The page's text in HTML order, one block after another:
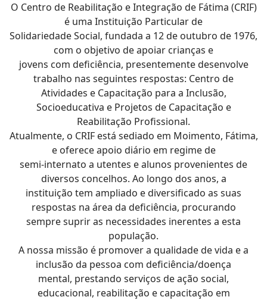
O Centro de Reabilitação e Integração de Fátima (CRIF)
é uma Instituição Particular de
Solidariedade Social, fundada a 12 de outubro de 1976,
com o objetivo de apoiar crianças e
jovens com deficiência, presentemente desenvolve
trabalho nas seguintes respostas: Centro de
Atividades e Capacitação para a Inclusão,
Socioeducativa e Projetos de Capacitação e
Reabilitação Profissional.
Atualmente, o CRIF está sediado em Moimento, Fátima,
e oferece apoio diário em regime de
semi-internato a utentes e alunos provenientes de
diversos concelhos. Ao longo dos anos, a
instituição tem ampliado e diversificado as suas
respostas na área da deficiência, procurando
sempre suprir as necessidades inerentes a esta
população.
A nossa missão é promover a qualidade de vida e a
inclusão da pessoa com deficiência/doença
mental, prestando serviços de ação social,
educacional, reabilitação e capacitação em